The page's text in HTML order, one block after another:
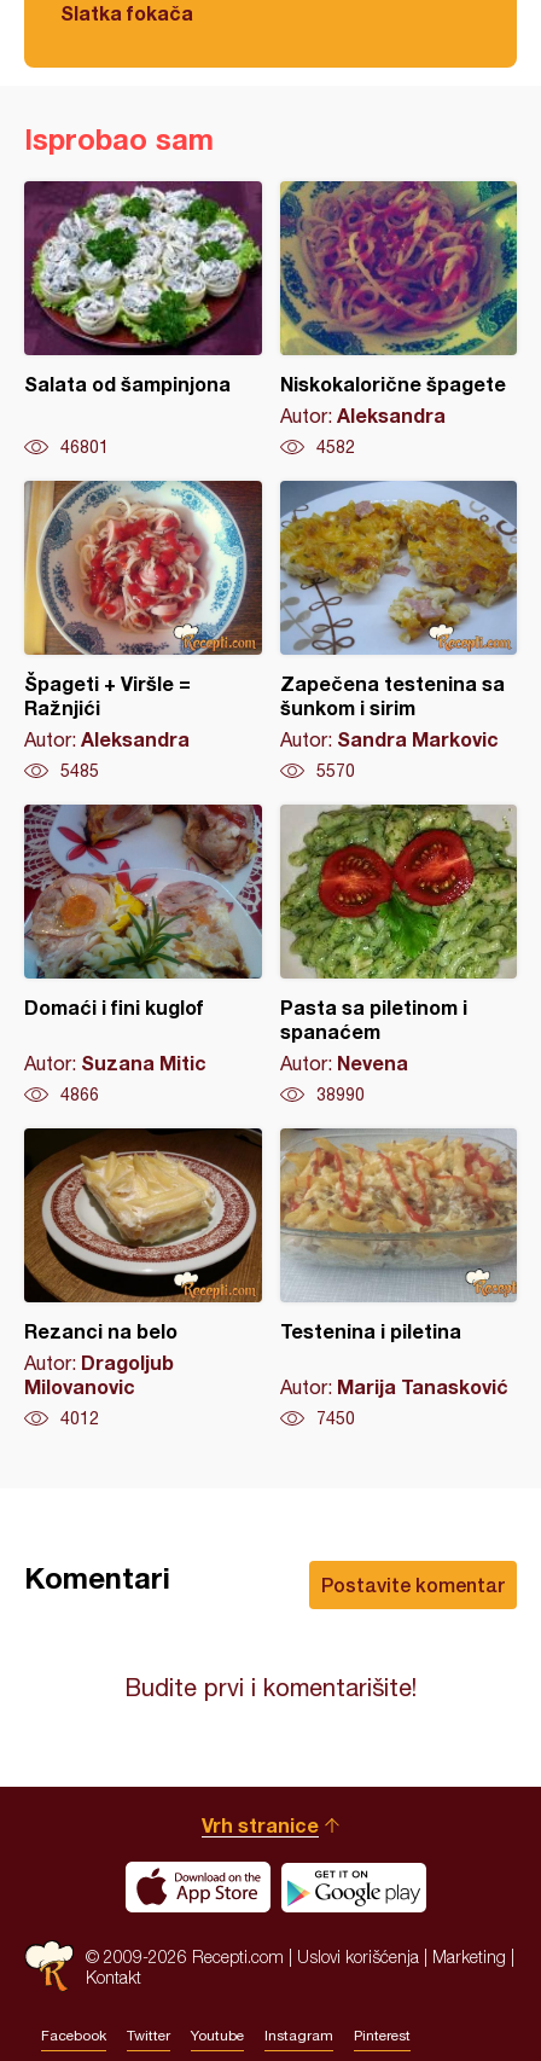
Slatka fokača
Isprobao sam
Salata od šampinjona
46801
Niskokalorične špagete
Autor: Aleksandra
4582
Špageti + Viršle =
Ražnjići
Autor: Aleksandra
5485
Zapečena testenina sa
šunkom i sirim
Autor: Sandra Markovic
5570
Domaći i fini kuglof
Autor: Suzana Mitic
4866
Pasta sa piletinom i
spanaćem
Autor: Nevena
38990
Rezanci na belo
Autor: Dragoljub
Milovanovic
4012
Testenina i piletina
Autor: Marija Tanasković
7450
Postavite komentar
Komentari
Budite prvi i komentarišite!
Vrh stranice
© 2009-2026 Recepti.com | Uslovi korišćenja Marketing
Kontakt
Facebook Twitter Youtube Instagram Pinterest